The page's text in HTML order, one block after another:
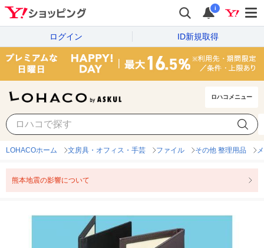
i
ログイン ID新規取得
ロハコメニュー
LOHACOホーム 文房具・オフィス・手芸 ファイル その他 整理用品
熊本地震の影響について